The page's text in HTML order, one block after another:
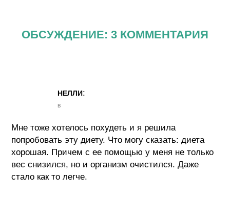
ОБСУЖДЕНИЕ: 3 КОММЕНТАРИЯ
НЕЛЛИ:
в
Мне тоже хотелось похудеть и я решила
попробовать эту диету. Что могу сказать: диета
хорошая. Причем с ее помощью у меня не только
вес снизился, но и организм очистился. Даже
стало как то легче.